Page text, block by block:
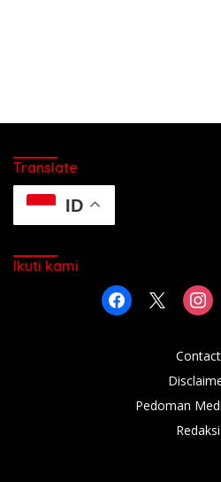
Translate
ID
Ikuti kami
facebook
Contact
Pedoman
Redaksi